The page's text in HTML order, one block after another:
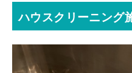
ハウスクリーニング